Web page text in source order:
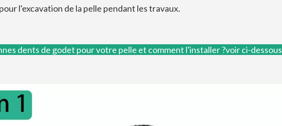
l'excavation de la pelle pendant les travaux.
dents de godet pour votre pelle et comment l'installer ?voir ci-dessous